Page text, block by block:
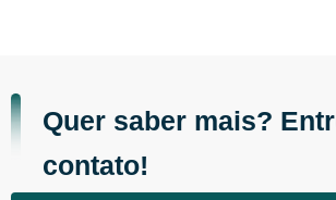
Quer saber mais?
contato!